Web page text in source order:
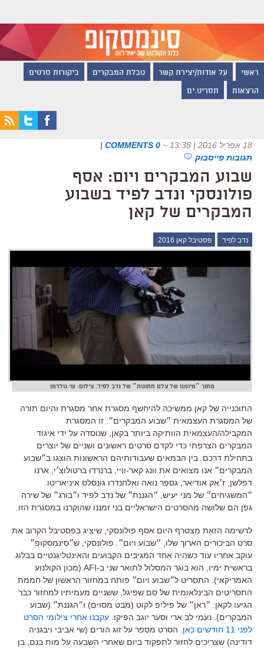
ראשי על אודות/יצירת קשר טבלת המבקרים ביקורות סרטים
הרצאות תסריט.ים
18 אפריל 2016 | 13:38 ~
0 COMMENTS
|
תגובות פייסבוק
שבוע המבקרים ויום: אסף
פולונסקי ונדב לפיד בשבוע
המבקרים של קאן
נדב לפיד פסטיבל קאן 2016
מתוך ״מיומנו של צלם חתונות״ של נדב לפיד. צילום: שי גולדמן
התוכנייה של קאן ממשיכה להיחשף מסגרת אחר מסגרת והיום תורה
של המסגרת העצמאית ״שבוע המבקרים״. זו המסגרת
המקבילה/העצמאית הוותיקה ביותר בקאן, שנוסדה על ידי איגוד
המבקרים הצרפתי כדי לקדם סרטים ראשונים ושניים של יוצרים
בתחילת דרכם. בין הבמאים שעבודותיהם הראשונות הוצגו ב״שבוע
המבקרים״ אנו מצואים את וונג קאר-וויי, ברנרדו ברטולוצ׳י, ארנו
דפלשן, ז׳אק אודיאר, גספר נואה ואלחנדרו גונסלס איניאריטו.
״המשגיחים״ של מני יעיש, ״הגננת״ של נדב לפיד ו״בורג״ של שירה
גפן הם שלושה מהסרטים הישראליים בני זמננו שהוקרנו במסגרת הזו.
לרשימה הזאת מצטרף היום אסף פולונסקי, שיציג בפסטיבל הקרוב את
סרט הביכורים הארוך שלו, ״שבוע ויום״. פולונסקי, ש״סינמסקופ״
עוקב אחריו עוד כשהיה אחד המגיבים הקבועים והאינטליגנטיים בבלוג
בראשית ימיו, הוא בוגר המסלול לתואר שני ב-AFI (מכון הקולנוע
האמריקאי). התסריט ל״שבוע ויום״ פותח במחזור הראשון של חממת
התסריטים הבינלאומית של סם שפיגל, ששניים מעמיתיו למחזור כבר
הגיעו לקאן: ״ראן״ של פיליפ לקוט (מבט מסוים) ו״הגננת״ (שבוע
המבקרים). נעמי לב ארי וסער יוגב הפיקו. עקבנו אחרי צילומי הסרט
לפני 11 חודשים כאן.
הסרט מספר על זוג הורים (שי אביבי ויבגניה
דודינה) שצריכים לחזור לתפקוד ביום שאחרי השבעה על מות בנם, בן